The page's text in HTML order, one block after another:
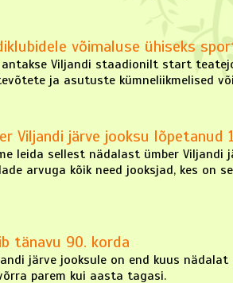
võimaluse ühiseks
antakse Viljandi staadionilt start
ja asutuste kümneliikmelised
Viljandi järve jooksu lõpetanud
leida sellest nädalast ümber
arvuga kõik need jooksjad, kes on
tänavu 90. korda
järve jooksule on end kuus
parem kui aasta tagasi.